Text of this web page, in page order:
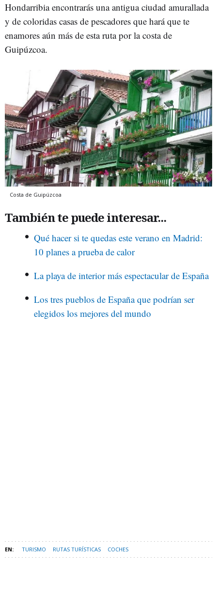
Hondarribia encontrarás una antigua ciudad amurallada
y de coloridas casas de pescadores que hará que te
enamores aún más de esta ruta por la costa de
Guipúzcoa.
Costa de Guipúzcoa
También te puede interesar...
Qué hacer si te quedas este verano en Madrid:
10 planes a prueba de calor
La playa de interior más espectacular de España
Los tres pueblos de España que podrían ser
elegidos los mejores del mundo
TURISMO RUTAS TURÍSTICAS COCHES